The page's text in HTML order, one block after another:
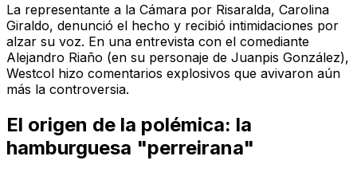
La representante a la Cámara por Risaralda, Carolina
Giraldo, denunció el hecho y recibió intimidaciones por
alzar su voz. En una entrevista con el comediante
Alejandro Riaño (en su personaje de Juanpis González),
Westcol hizo comentarios explosivos que avivaron aún
más la controversia.
El origen de la polémica: la
hamburguesa "perreirana"